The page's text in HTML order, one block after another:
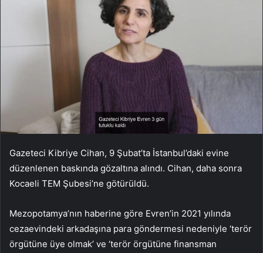
Gazeteci Kibriye Cihan, 9 Şubat’ta İstanbul’daki evine
düzenlenen baskında gözaltına alındı. Cihan, daha sonra
Kocaeli TEM Şubesi’ne götürüldü.
Mezopotamya’nın haberine göre Evren’in 2021 yılında
cezaevindeki arkadaşına para göndermesi nedeniyle ‘terör
örgütüne üye olmak’ ve ‘terör örgütüne finansman